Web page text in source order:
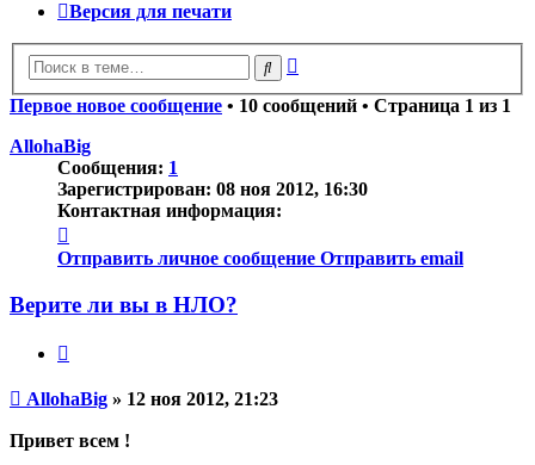
Версия для печати
Поиск
Первое новое сообщение • 10 сообщений • Страница 1 из 1
AllohaBig
Сообщения: 1
Зарегистрирован: 08 ноя 2012, 16:30
Контактная информация:
информация
пользователя
Отправить личное сообщение Отправить email
Верите ли вы в НЛО?
Непрочитанное
сообщение
AllohaBig » 12 ноя 2012, 21:23
Привет всем !